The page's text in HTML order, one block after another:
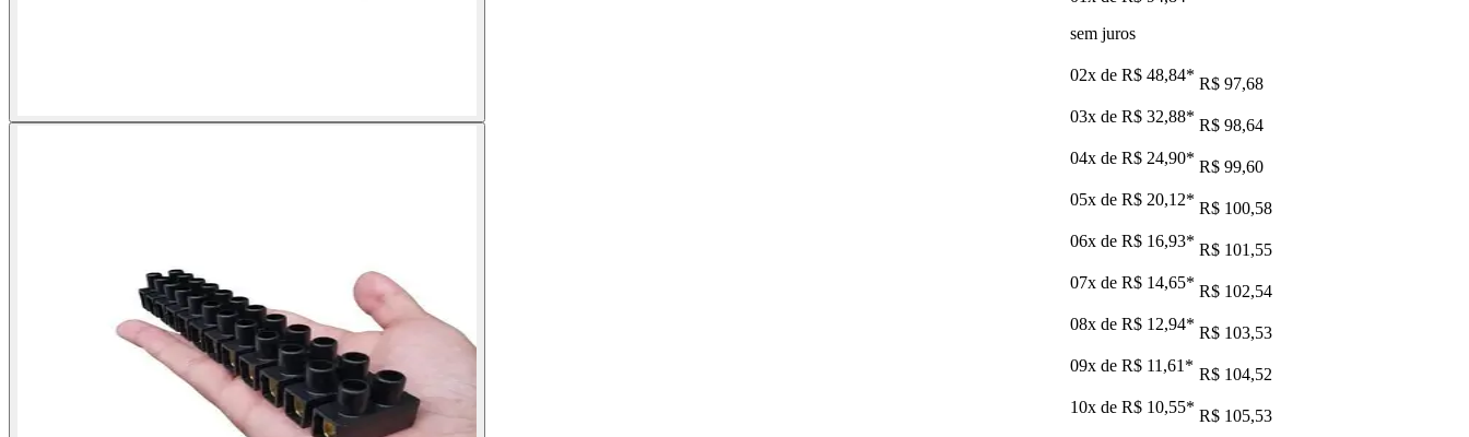
sem juros
02x de R$ 48,84* R$ 97,68
03x de R$ 32,88* R$ 98,64
04x de R$ 24,90* R$ 99,60
05x de R$ 20,12* R$ 100,58
06x de R$ 16,93* R$ 101,55
07x de R$ 14,65* R$ 102,54
08x de R$ 12,94* R$ 103,53
09x de R$ 11,61 * R$ 104,52
10x de R$ 10,55* R$ 105,53